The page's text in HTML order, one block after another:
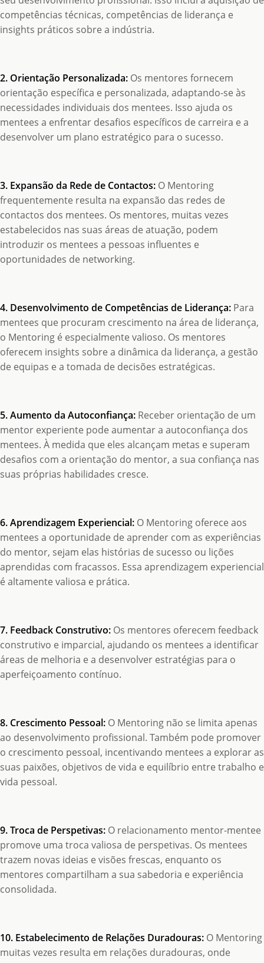
competências técnicas, competências de liderança e
insights práticos sobre a indústria.
2. Orientação Personalizada: Os mentores fornecem
orientação específica e personalizada, adaptando-se às
necessidades individuais dos mentees. Isso ajuda os
mentees a enfrentar desafios específicos de carreira e a
desenvolver um plano estratégico para o sucesso.
3. Expansão da Rede de Contactos: O Mentoring
frequentemente resulta na expansão das redes de
contactos dos mentees. Os mentores, muitas vezes
estabelecidos nas suas áreas de atuação, podem
introduzir os mentees a pessoas influentes e
oportunidades de networking.
4. Desenvolvimento de Competências de Liderança: Para
mentees que procuram crescimento na área de liderança,
o Mentoring é especialmente valioso. Os mentores
oferecem insights sobre a dinâmica da liderança, a gestão
de equipas e a tomada de decisões estratégicas.
5. Aumento da Autoconfiança: Receber orientação de um
mentor experiente pode aumentar a autoconfiança dos
mentees. À medida que eles alcançam metas e superam
desafios com a orientação do mentor, a sua confiança nas
suas próprias habilidades cresce.
6. Aprendizagem Experiencial: O Mentoring oferece aos
mentees a oportunidade de aprender com as experiências
do mentor, sejam elas histórias de sucesso ou lições
aprendidas com fracassos. Essa aprendizagem experiencial
é altamente valiosa e prática.
7. Feedback Construtivo: Os mentores oferecem feedback
construtivo e imparcial, ajudando os mentees a identificar
áreas de melhoria e a desenvolver estratégias para o
aperfeiçoamento contínuo.
8. Crescimento Pessoal: O Mentoring não se limita apenas
ao desenvolvimento profissional. Também pode promover
o crescimento pessoal, incentivando mentees a explorar as
suas paixões, objetivos de vida e equilíbrio entre trabalho e
vida pessoal.
9. Troca de Perspetivas: O relacionamento mentor-mentee
promove uma troca valiosa de perspetivas. Os mentees
trazem novas ideias e visões frescas, enquanto os
mentores compartilham a sua sabedoria e experiência
consolidada.
10. Estabelecimento de Relações Duradouras: O Mentoring
muitas vezes resulta em relações duradouras, onde